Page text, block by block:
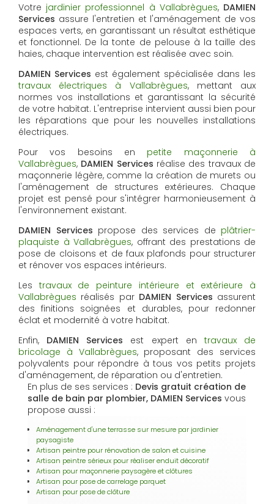
Votre jardinier professionnel à Vallabrègues, DAMIEN
Services assure l'entretien et l'aménagement de vos
espaces verts, en garantissant un résultat esthétique
et fonctionnel. De la tonte de pelouse à la taille des
haies, chaque intervention est réalisée avec soin.
DAMIEN Services est également spécialisée dans les
travaux électriques à Vallabrègues, mettant aux
normes vos installations et garantissant la sécurité
de votre habitat. L'entreprise intervient aussi bien pour
les réparations que pour les nouvelles installations
électriques.
Pour vos besoins en petite maçonnerie à
Vallabrègues, DAMIEN Services réalise des travaux de
maçonnerie légère, comme la création de murets ou
l'aménagement de structures extérieures. Chaque
projet est pensé pour s'intégrer harmonieusement à
l'environnement existant.
DAMIEN Services propose des services de plâtrier-
plaquiste à Vallabrègues, offrant des prestations de
pose de cloisons et de faux plafonds pour structurer
et rénover vos espaces intérieurs.
Les travaux de peinture intérieure et extérieure à
Vallabrègues réalisés par DAMIEN Services assurent
des finitions soignées et durables, pour redonner
éclat et modernité à votre habitat.
Enfin, DAMIEN Services est expert en travaux de
bricolage à Vallabrègues, proposant des services
polyvalents pour répondre à tous vos petits projets
d'aménagement, de réparation ou d'entretien.
En plus de ses services : Devis gratuit création de
salle de bain par plombier, DAMIEN Services vous
propose aussi :
Aménagement d'une terrasse sur mesure par jardinier
paysagiste
Artisan peintre pour rénovation de salon et cuisine
Artisan peintre sérieux pour réaliser enduit décoratif
Artisan pour maçonnerie paysagère et clôtures
Artisan pour pose de carrelage parquet
Artisan pour pose de clôture